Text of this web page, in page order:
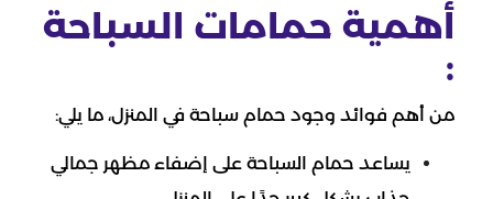
أهمية حمامات السباحة
:
من أهم فوائد وجود حمام سباحة في المنزل، ما يلي:
يساعد حمام السباحة على إضفاء مظهر جمالي